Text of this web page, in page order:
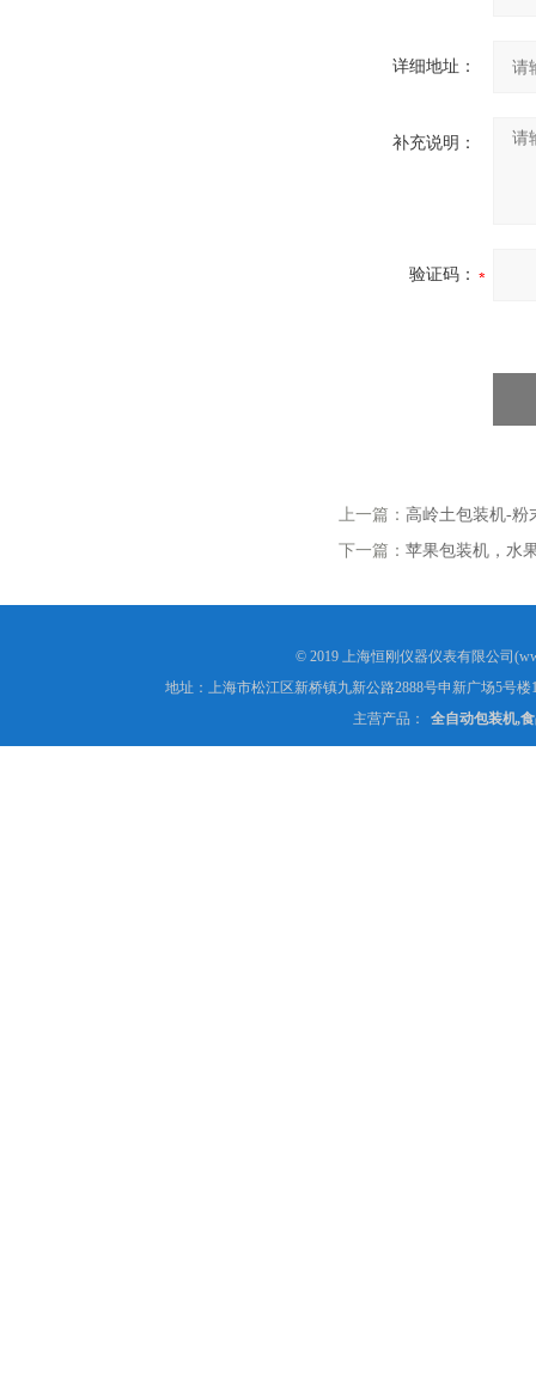
详细地址：
补充说明：
验证码：
上一篇： 高岭土包装机-粉
下一篇： 苹果包装机，水
© 2019 上海恒刚仪器仪表有限公司
地址：上海市松江区新桥镇九新公路2888号申新广场5号楼
主营产品：
全自动包装机,